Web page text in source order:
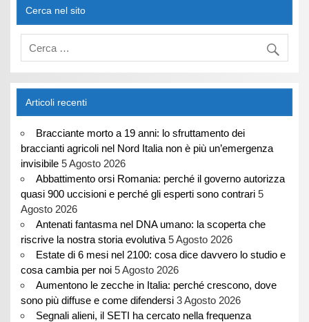
Cerca nel sito
Articoli recenti
Bracciante morto a 19 anni: lo sfruttamento dei
braccianti agricoli nel Nord Italia non è più un’emergenza
invisibile 5 Agosto 2026
Abbattimento orsi Romania: perché il governo autorizza
quasi 900 uccisioni e perché gli esperti sono contrari 5
Agosto 2026
Antenati fantasma nel DNA umano: la scoperta che
riscrive la nostra storia evolutiva 5 Agosto 2026
Estate di 6 mesi nel 2100: cosa dice davvero lo studio e
cosa cambia per noi 5 Agosto 2026
Aumentono le zecche in Italia: perché crescono, dove
sono più diffuse e come difendersi 3 Agosto 2026
Segnali alieni, il SETI ha cercato nella frequenza